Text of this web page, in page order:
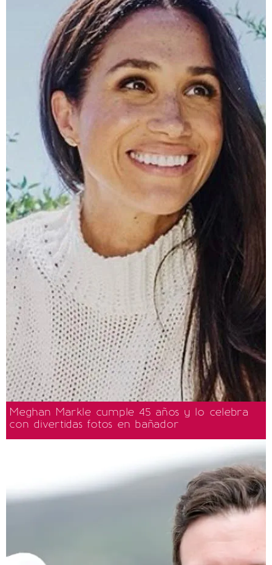
Meghan Markle cumple 45 años y lo celebra
con divertidas fotos en bañador